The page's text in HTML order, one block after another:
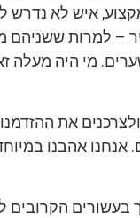
איש לא נדרש
– למרות ששניהם
מי היה מעלה
את
אהבנו
בעשורים הקרובים